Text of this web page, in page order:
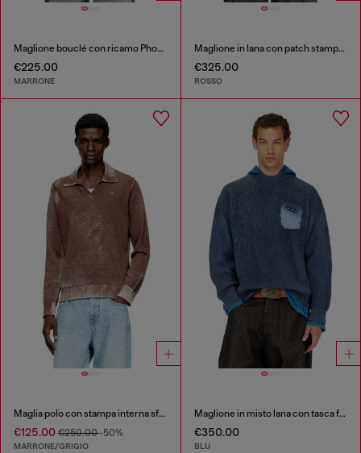
Maglione bouclé con ricamo Phoenix
€225.00
MARRONE
Maglione in lana con patch stampati
€325.00
ROSSO
Maglia polo con stampa interna sfumata
€125.00 €250.00-50%
MARRONE/GRIGIO
Maglione in misto lana con tasca finta
€350.00
BLU